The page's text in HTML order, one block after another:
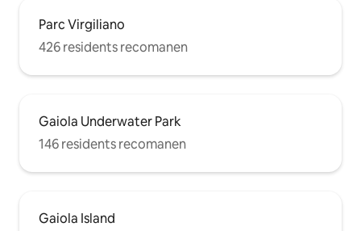
Parc Virgiliano
426 residents recomanen
Gaiola Underwater Park
146 residents recomanen
Gaiola Island